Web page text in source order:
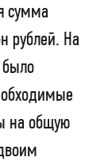
сумма
рублей. На
на общую